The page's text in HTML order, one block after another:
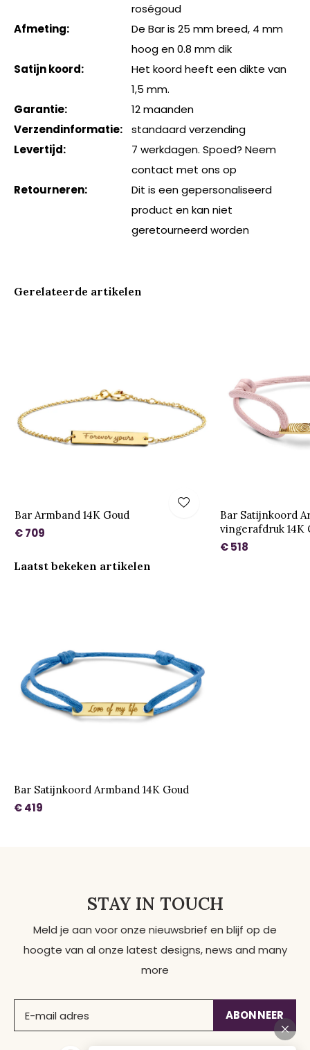
roségoud
Afmeting:
De Bar is 25 mm breed, 4 mm
hoog en 0.8 mm dik
Satijn koord:
Het koord heeft een dikte van
1,5 mm.
Garantie:
12 maanden
Verzendinformatie:
standaard verzending
Levertijd:
7 werkdagen. Spoed? Neem
contact met ons op
Retourneren:
Dit is een gepersonaliseerd
product en kan niet
geretourneerd worden
Gerelateerde artikelen
Bar Armband 14K Goud
€ 709
Bar Satijnkoord
vingerafdruk 14K
€ 518
Laatst bekeken artikelen
Bar Satijnkoord Armband 14K Goud
€ 419
STAY IN TOUCH
Meld je aan voor onze nieuwsbrief en blijf op de
hoogte van al onze latest designs, news and many
more
ABONNEER